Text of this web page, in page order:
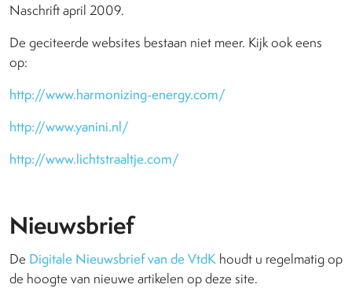
Naschrift april 2009.
De geciteerde websites bestaan niet meer. Kijk ook eens
op:
http://www.harmonizing-energy.com/
http://www.yanini.nl/
http://www.lichtstraaltje.com/
Nieuwsbrief
De Digitale Nieuwsbrief van de VtdK houdt u regelmatig op
de hoogte van nieuwe artikelen op deze site.